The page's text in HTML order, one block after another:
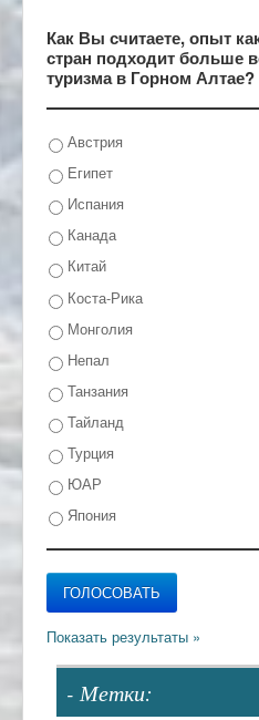
Как Вы считаете, опыт
стран подходит больше
туризма в Горном Алтае?
Австрия
Египет
Испания
Канада
Китай
Коста-Рика
Монголия
Непал
Танзания
Тайланд
Турция
ЮАР
Япония
- Метки: